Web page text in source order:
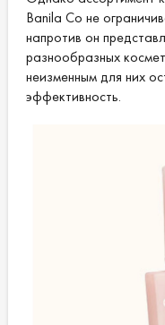
Banila Co не
напротив он
разнообразных
неизменным для них
эффективность.